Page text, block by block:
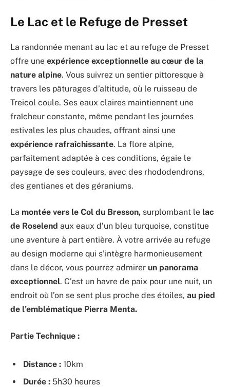
Le Lac et le Refuge de Presset
La randonnée menant au lac et au refuge de Presset
offre une expérience exceptionnelle au cœur de la
nature alpine. Vous suivrez un sentier pittoresque à
travers les pâturages d’altitude, où le ruisseau de
Treicol coule. Ses eaux claires maintiennent une
fraîcheur constante, même pendant les journées
estivales les plus chaudes, offrant ainsi une
expérience rafraîchissante. La flore alpine,
parfaitement adaptée à ces conditions, égaie le
paysage de ses couleurs, avec des rhododendrons,
des gentianes et des géraniums.
La montée vers le Col du Bresson, surplombant le lac
de Roselend aux eaux d’un bleu turquoise, constitue
une aventure à part entière. À votre arrivée au refuge
au design moderne qui s’intègre harmonieusement
dans le décor, vous pourrez admirer un panorama
exceptionnel. C’est un havre de paix pour une nuit, un
endroit où l’on se sent plus proche des étoiles, au pied
de l’emblématique Pierra Menta.
Partie Technique :
Distance : 10km
Durée : 5h30 heures